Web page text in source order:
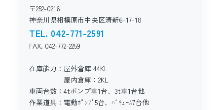
〒252-0216
神奈川県相模原市中央区清新6-17-18
TEL. 042-771-2591
FAX. 042-772-2259
在庫能力：屋外倉庫 44KL
屋内倉庫：2KL
車両台数：4tポンプ車1台、3t車1台他
作業道具：電動ﾎﾟﾝﾌﾟ5台、ﾊﾞｷｭｰﾑ7台他